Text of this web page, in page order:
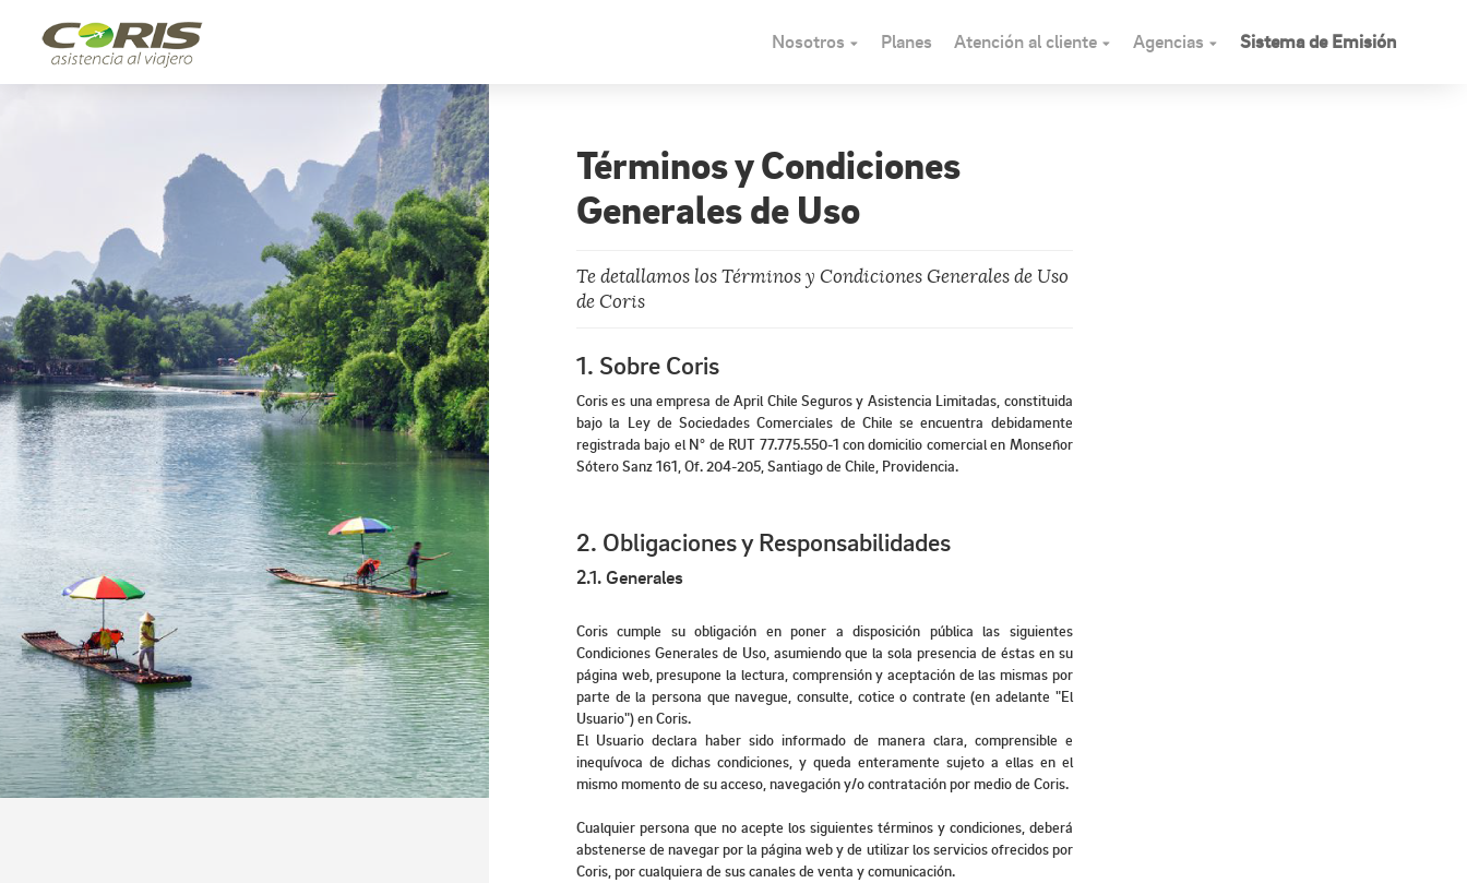
Nosotros Planes Atención al cliente Agencias Sistema de Emisión
Términos y Condiciones
Generales de Uso
Te detallamos los Términos y Condiciones Generales de Uso
de Coris
1. Sobre Coris
Coris es una empresa de April Chile Seguros y Asistencia Limitadas, constituida
bajo la Ley de Sociedades Comerciales de Chile se encuentra debidamente
registrada bajo el N° de RUT 77.775.550-1 con domicilio comercial en Monseñor
Sótero Sanz 161, Of. 204-205, Santiago de Chile, Providencia.
2. Obligaciones y Responsabilidades
2.1. Generales
Coris cumple su obligación en poner a disposición pública las siguientes
Condiciones Generales de Uso, asumiendo que la sola presencia de éstas en su
página web, presupone la lectura, comprensión y aceptación de las mismas por
parte de la persona que navegue, consulte, cotice o contrate (en adelante "El
Usuario") en Coris.
El Usuario declara haber sido informado de manera clara, comprensible e
inequívoca de dichas condiciones, y queda enteramente sujeto a ellas en el
mismo momento de su acceso, navegación y/o contratación por medio de Coris.
Cualquier persona que no acepte los siguientes términos y condiciones, deberá
abstenerse de navegar por la página web y de utilizar los servicios ofrecidos por
Coris, por cualquiera de sus canales de venta y comunicación.